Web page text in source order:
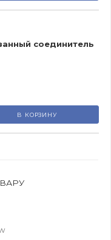
соединитель
В КОРЗИНУ